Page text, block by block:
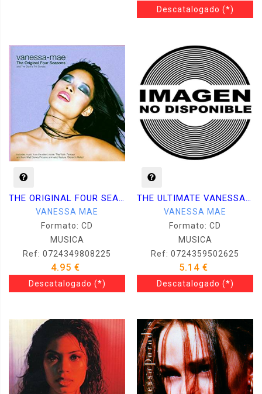
Descatalogado (*)
THE ORIGINAL FOUR SEASONS
VANESSA MAE
Formato: CD
MUSICA
Ref: 0724349808225
4.95 €
Descatalogado (*)
THE ULTIMATE VANESSA-MAE COLLECTION
VANESSA MAE
Formato: CD
MUSICA
Ref: 0724359502625
5.14 €
Descatalogado (*)